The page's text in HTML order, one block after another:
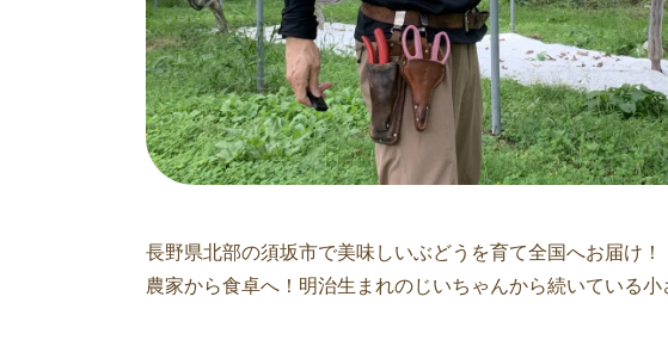
長野県北部の須坂市で美味しいぶどうを育て全国へお届け！
農家から食卓へ！明治生まれのじいちゃんから続いている小